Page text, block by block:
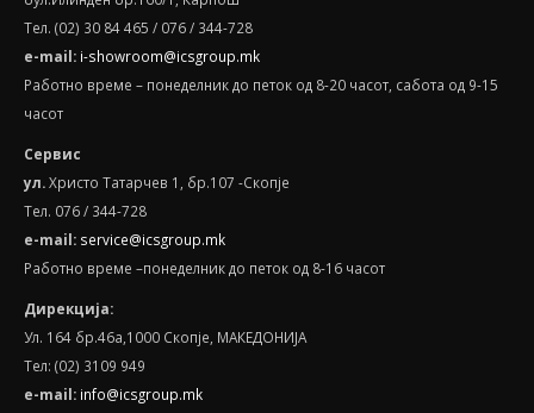
Тел. (02) 30 84 465 / 076 / 344-728
e-mail: i-showroom@icsgroup.mk
Работно време – понеделник до петок од 8-20 часот, сабота oд 9-15
часот
Сервис
ул.Христо Татарчев 1, бр.107 -Скопје
Тел. 076 / 344-728
e-mail: service@icsgroup.mk
Работно време –понеделник до петок од 8-16 часот
Дирекција:
Ул. 164 бр.46а,1000 Скопје, МАКЕДОНИЈА
Тел: (02) 3109 949
e-mail: info@icsgroup.mk